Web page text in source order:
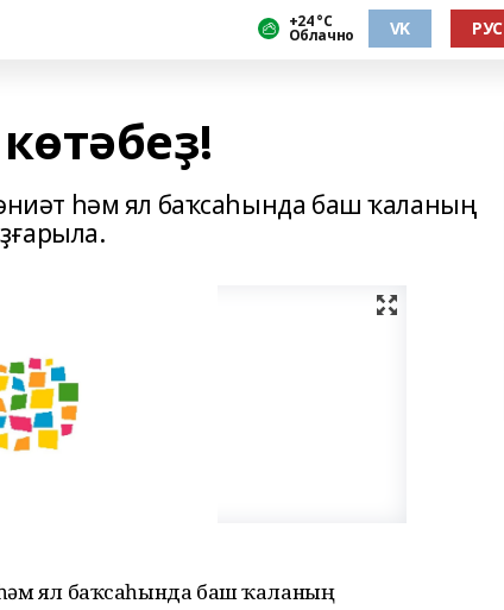
+24 °С
Облачно VK РУС
һәм ял баҡсаһында баш ҡаланың
һәм ял баҡсаһында баш ҡаланың